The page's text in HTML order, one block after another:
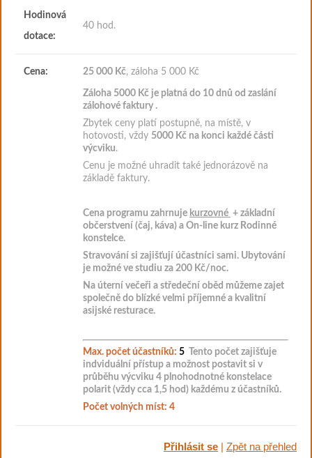
Hodinová
dotace:
40 hod.
Cena: 25 000 Kč, záloha 5 000 Kč
Záloha 5000 Kč je platná do 10 dnů od zaslání
zálohové faktury .
Zbytek ceny platí postupně, na místě, v
hotovosti, vždy 5000 Kč na konci každé části
výcviku.
Cenu je možné uhradit také jednorázově na
základě faktury.
Cena programu zahrnuje kurzovné + základní
občerstvení (čaj, káva) a On-line kurz Rodinné
konstelce.
Stravování si zajišťují účastníci sami. Ubytování
je možné ve studiu za 200 Kč/noc.
Na úterní večeři a středeční oběd můžeme zajet
společně do blízké velmi příjemné a kvalitní
asijské resturace.
Max. počet účastníků: 5 Tento počet zajišťuje
indviduální přístup a možnost postavit si v
průběhu výcviku 4 plnohodnotné konstelace
polarit (vždy cca 1,5 hod) každému z účastníků.
Počet volných míst: 4
Přihlásit se | Zpět na přehled